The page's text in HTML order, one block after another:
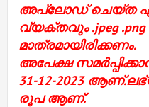
അപ്‌ലോഡ് ചെയ്‌ത
വ്യക്തവും .jpeg .png
മാത്രമായിരിക്കണം.
അപേക്ഷ
31-12-2023
രൂപ ആണ്.